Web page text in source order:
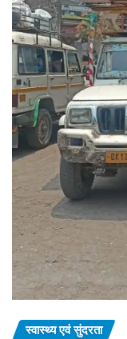
स्वास्थ्य एवं सुंदरता